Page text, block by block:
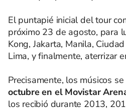
El puntapié inicial del tour
próximo 23 de agosto, para
Kong, Jakarta, Manila,
Lima, y finalmente, aterrizar
Precisamente, los músicos
octubre en el Movistar
los recibió durante 2013,